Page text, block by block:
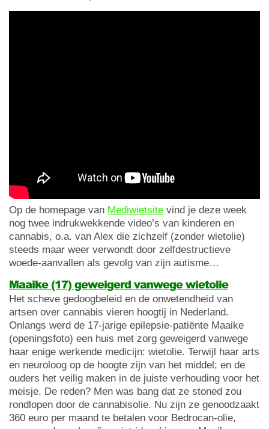
Op de homepage van Mediwietsite vind je deze week
nog twee indrukwekkende video’s van kinderen en
cannabis, o.a. van Alex die zichzelf (zonder wietolie)
steeds maar weer verwondt door zelfdestructieve
woede-aanvallen als gevolg van zijn autisme…
Maaike (17) geweigerd vanwege wietolie
Het scheve gedoogbeleid en de onwetendheid van
artsen over cannabis vieren hoogtij in Nederland.
Onlangs werd de 17-jarige epilepsie-patiënte Maaike
(openingsfoto) een huis met zorg geweigerd vanwege
haar enige werkende medicijn: wietolie. Terwijl haar arts
en neuroloog op de hoogte zijn van het middel; en de
ouders het veilig maken in de juiste verhouding voor het
meisje. De reden? Men was bang dat ze stoned zou
rondlopen door de cannabisolie. Nu zijn ze genoodzaakt
360 euro per maand te betalen voor Bedrocan-olie,